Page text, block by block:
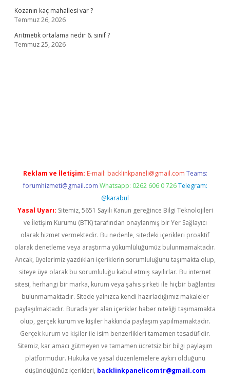
Kozanın kaç mahallesi var ?
Temmuz 26, 2026
Aritmetik ortalama nedir 6. sınıf ?
Temmuz 25, 2026
Reklam ve İletişim: E-mail: backlinkpaneli@gmail.com Teams:
forumhizmeti@gmail.com Whatsapp: 0262 606 0 726 Telegram:
@karabul
Yasal Uyarı: Sitemiz, 5651 Sayılı Kanun gereğince Bilgi Teknolojileri
ve İletişim Kurumu (BTK) tarafından onaylanmış bir Yer Sağlayıcı
olarak hizmet vermektedir. Bu nedenle, sitedeki içerikleri proaktif
olarak denetleme veya araştırma yükümlülüğümüz bulunmamaktadır.
Ancak, üyelerimiz yazdıkları içeriklerin sorumluluğunu taşımakta olup,
siteye üye olarak bu sorumluluğu kabul etmiş sayılırlar. Bu internet
sitesi, herhangi bir marka, kurum veya şahıs şirketi ile hiçbir bağlantısı
bulunmamaktadır. Sitede yalnızca kendi hazırladığımız makaleler
paylaşılmaktadır. Burada yer alan içerikler haber niteliği taşımamakta
olup, gerçek kurum ve kişiler hakkında paylaşım yapılmamaktadır.
Gerçek kurum ve kişiler ile isim benzerlikleri tamamen tesadüfidir.
Sitemiz, kar amacı gütmeyen ve tamamen ücretsiz bir bilgi paylaşım
platformudur. Hukuka ve yasal düzenlemelere aykırı olduğunu
düşündüğünüz içerikleri, backlinkpanelicomtr@gmail.com